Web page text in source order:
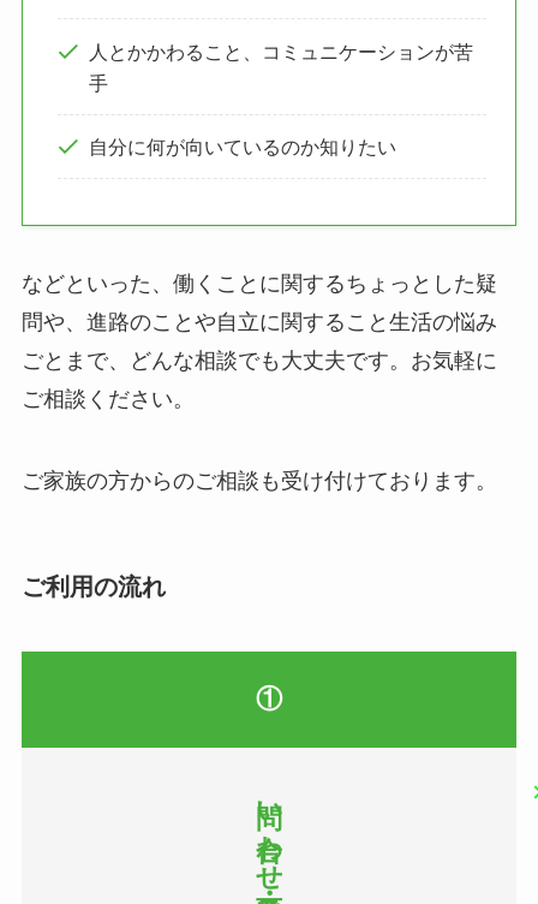
人とかかわること、コミュニケーションが苦
手
自分に何が向いているのか知りたい
などといった、働くことに関するちょっとした疑
問や、進路のことや自立に関すること生活の悩み
ごとまで、どんな相談でも大丈夫です。お気軽に
ご相談ください。
ご家族の方からのご相談も受け付けております。
ご利用の流れ
①
問い合わせ・面談予約